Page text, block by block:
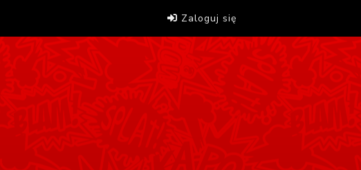
Zaloguj się